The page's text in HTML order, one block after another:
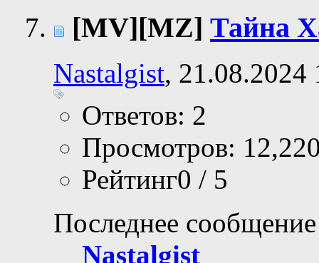
[MV][MZ] Тайна
Nastalgist, 21.08.2024
Ответов: 2
Просмотров:
Рейтинг0 / 5
Последнее
Nastalgist